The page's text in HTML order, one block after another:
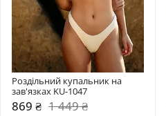
Роздільний купальник на
зав'язках KU-1047
869 ₴ 1 449 ₴